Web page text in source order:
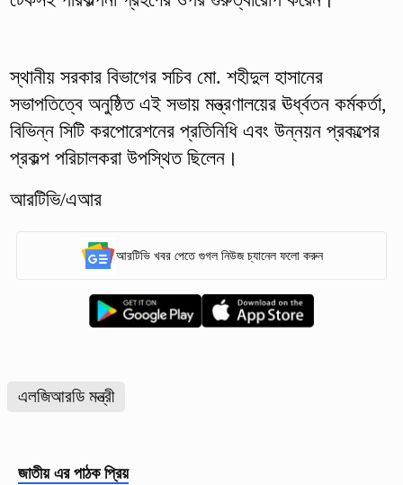
স্থানীয় সরকার বিভাগের সচিব মো. শহীদুল হাসানের
সভাপতিত্বে অনুষ্ঠিত এই সভায় মন্ত্রণালয়ের ঊর্ধ্বতন কর্মকর্তা,
বিভিন্ন সিটি করপোরেশনের প্রতিনিধি এবং উন্নয়ন প্রকল্পের
প্রকল্প পরিচালকরা উপস্থিত ছিলেন।
আরটিভি/এআর
আরটিভি খবর পেতে গুগল নিউজ চ্যানেল ফলো করুন
এলজিআরডি মন্ত্রী
জাতীয় এর পাঠক প্রিয়